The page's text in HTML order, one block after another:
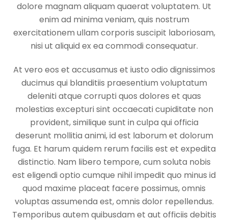
dolore magnam aliquam quaerat voluptatem. Ut
enim ad minima veniam, quis nostrum
exercitationem ullam corporis suscipit laboriosam,
nisi ut aliquid ex ea commodi consequatur.
At vero eos et accusamus et iusto odio dignissimos
ducimus qui blanditiis praesentium voluptatum
deleniti atque corrupti quos dolores et quas
molestias excepturi sint occaecati cupiditate non
provident, similique sunt in culpa qui officia
deserunt mollitia animi, id est laborum et dolorum
fuga. Et harum quidem rerum facilis est et expedita
distinctio. Nam libero tempore, cum soluta nobis
est eligendi optio cumque nihil impedit quo minus id
quod maxime placeat facere possimus, omnis
voluptas assumenda est, omnis dolor repellendus.
Temporibus autem quibusdam et aut officiis debitis